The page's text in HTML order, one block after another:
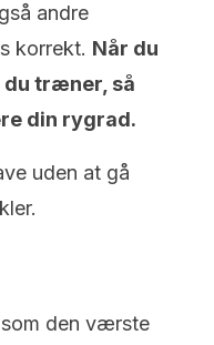
andre
korrekt. Når du
du træner, så
din rygrad.
uden at gå
den værste